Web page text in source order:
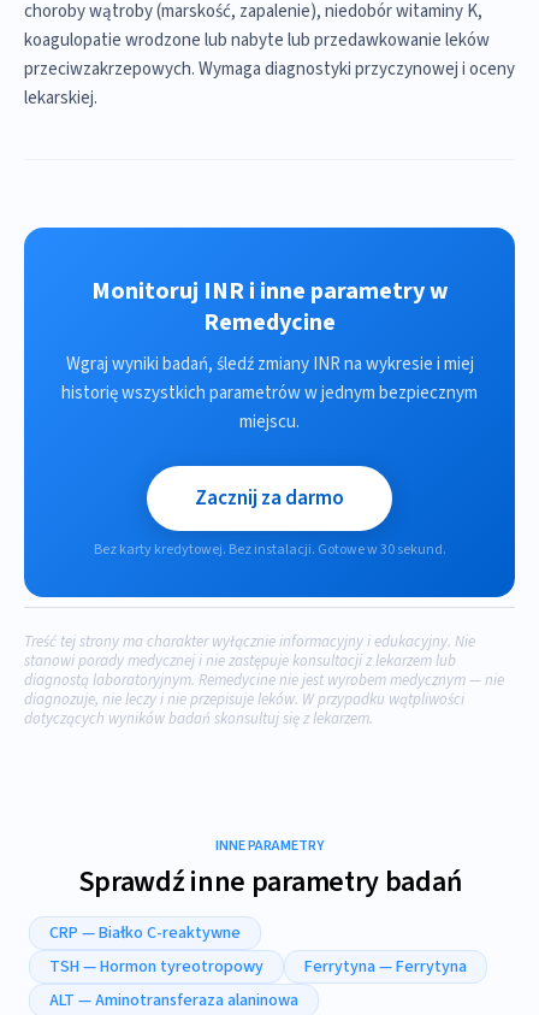
choroby wątroby (marskość, zapalenie), niedobór witaminy K,
koagulopatie wrodzone lub nabyte lub przedawkowanie leków
przeciwzakrzepowych. Wymaga diagnostyki przyczynowej i oceny
lekarskiej.
Monitoruj INR i inne parametry w
Remedycine
Wgraj wyniki badań, śledź zmiany INR na wykresie i miej
historię wszystkich parametrów w jednym bezpiecznym
miejscu.
Zacznij za darmo
Bez karty kredytowej. Bez instalacji. Gotowe w 30 sekund.
Treść tej strony ma charakter wyłącznie informacyjny i edukacyjny. Nie
stanowi porady medycznej i nie zastępuje konsultacji z lekarzem lub
diagnostą laboratoryjnym. Remedycine nie jest wyrobem medycznym — nie
diagnozuje, nie leczy i nie przepisuje leków. W przypadku wątpliwości
dotyczących wyników badań skonsultuj się z lekarzem.
INNE PARAMETRY
Sprawdź inne parametry badań
CRP — Białko C-reaktywne
TSH — Hormon tyreotropowy
Ferrytyna — Ferrytyna
ALT — Aminotransferaza alaninowa